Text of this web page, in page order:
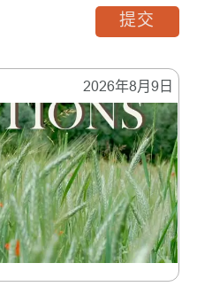
2026年8月9日
提交